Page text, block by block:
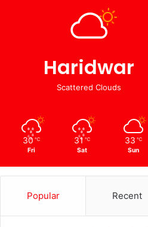
Haridwar
Scattered Clouds
30 ℃
Fri
31 ℃
Sat
33 ℃
Sun
Popular Recent